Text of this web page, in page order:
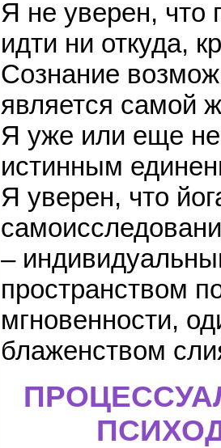
Я не уверен,
идти ни откуда,
Сознание
является самой
Я уже или еще не
истинным
Я уверен, что
–
пространством
мгновенности,
блаженством